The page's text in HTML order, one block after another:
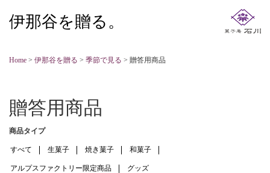
伊那谷を贈る。
Home > 伊那谷を贈る > 季節で見る > 贈答用商品
贈答用商品
商品タイプ
すべて 生菓子 焼き菓子 和菓子
アルプスファクトリー限定商品 グッズ